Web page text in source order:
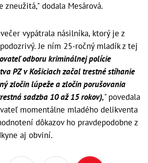
zneužitá," dodala Mesárová.
vypátrala násilníka, ktorý je z
Je ním 25-ročný mladík z tej
odboru kriminálnej polície
PZ v Košiciach začal trestné stíhanie
zločin lúpeže a zločin porušovania
sadzba 10 až 15 rokov)," povedala
momentálne mladého delikventa
dôkazov ho pravdepodobne z
aj obviní.